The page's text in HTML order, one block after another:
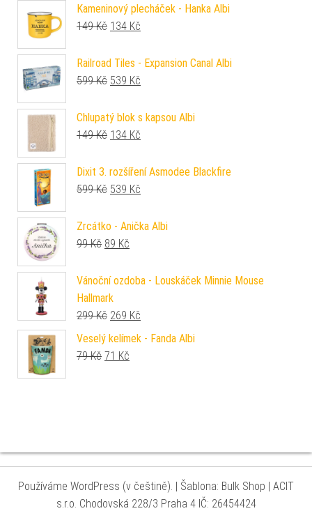
Kameninový plecháček - Hanka Albi
149Kč Původní cena byla: 149 Kč.
134 Kč
Railroad Tiles - Expansion Canal Albi
599Kč Původní cena byla: 599 Kč.
539 Kč
Chlupatý blok s kapsou Albi
149Kč Původní cena byla: 149 Kč.
134 Kč
Dixit 3. rozšíření Asmodee Blackfire
599Kč Původní cena byla: 599 Kč.
539 Kč
Zrcátko - Anička Albi
99Kč Původní cena byla: 99 Kč.
89 Kč
Vánoční ozdoba - Louskáček Minnie Mouse
Hallmark
299Kč Původní cena byla: 299 Kč.
269 Kč
Veselý kelímek - Fanda Albi
79Kč Původní cena byla: 79 Kč.
71 Kč
Používáme WordPress (v češtině). | Šablona: Bulk Shop | ACIT
s.r.o. Chodovská 228/3 Praha 4 IČ: 26454424